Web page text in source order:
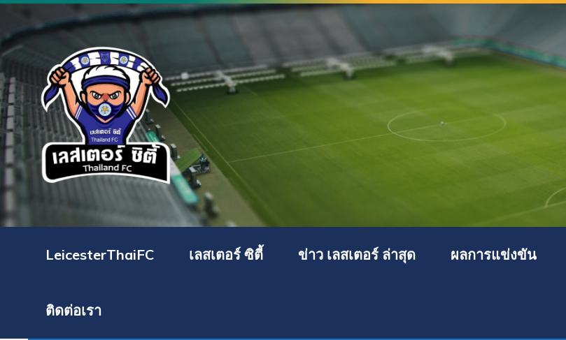
LeicesterThaiFC เลสเตอร์ ซิตี้ ข่าว เลสเตอร์ ล่าสุด ผลการแข่งขัน
ติดต่อเรา